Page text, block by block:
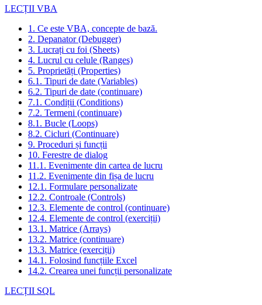
LECȚII VBA
1. Ce este VBA, concepte de bază.
2. Depanator (Debugger)
3. Lucrați cu foi (Sheets)
4. Lucrul cu celule (Ranges)
5. Proprietăți (Properties)
6.1. Tipuri de date (Variables)
6.2. Tipuri de date (continuare)
7.1. Condiții (Conditions)
7.2. Termeni (continuare)
8.1. Bucle (Loops)
8.2. Cicluri (Continuare)
9. Proceduri și funcții
10. Ferestre de dialog
11.1. Evenimente din cartea de lucru
11.2. Evenimente din fișa de lucru
12.1. Formulare personalizate
12.2. Controale (Controls)
12.3. Elemente de control (continuare)
12.4. Elemente de control (exerciții)
13.1. Matrice (Arrays)
13.2. Matrice (continuare)
13.3. Matrice (exerciții)
14.1. Folosind funcțiile Excel
14.2. Crearea unei funcții personalizate
LECȚII SQL